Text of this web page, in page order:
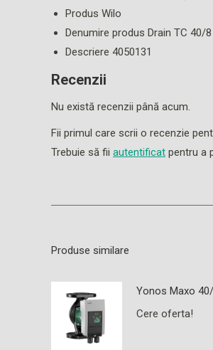
Produs Wilo
Denumire produs Drain TC 40/8
Descriere 4050131
Recenzii
Nu există recenzii până acum.
Fii primul care scrii o recenzie
Trebuie să fii autentificat pentru a
Produse similare
Yonos Maxo
Cere oferta!